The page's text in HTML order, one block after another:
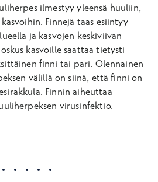
ilmestyy yleensä huuliin,
Finnejä taas esiintyy
ja kasvojen keskiviivan
kasvoille saattaa tietysti
finni tai pari. Olennainen
välillä on siinä, että finni on
Finnin aiheuttaa
virusinfektio.